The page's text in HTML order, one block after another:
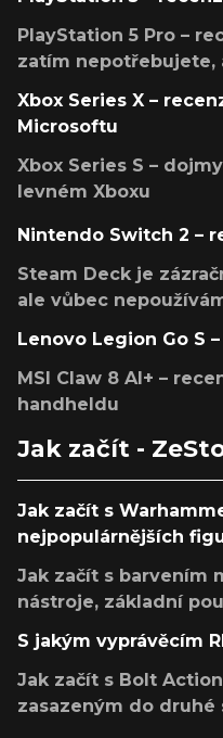
PlayStation 5 Pro –
zatím nepotřebujete,
Xbox Series X –
Microsoftu
Xbox Series S –
levném Xboxu
Nintendo Switch 2 –
Steam Deck je
ale vůbec
Lenovo Legion Go S
MSI Claw 8 AI+ –
handheldu
Jak začít -
Jak začít s
nejpopulárnějších
Jak začít s barvením
nástroje, základní
S jakým vyprávěcím
Jak začít s Bolt
zasazeným do druhé